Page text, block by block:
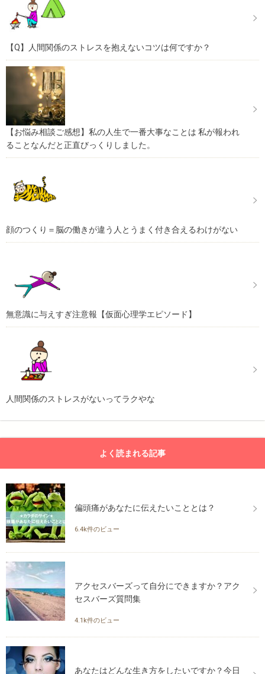
【Q】人間関係のストレスを抱えないコツは何ですか？
【お悩み相談ご感想】私の人生で一番大事なことは 私が報われ
ることなんだと正直びっくりしました。
顔のつくり＝脳の働きが違う人とうまく付き合えるわけがない
無意識に与えすぎ注意報【仮面心理学エピソード】
人間関係のストレスがないってラクやな
よく読まれる記事
偏頭痛があなたに伝えたいこととは？
6.4k件のビュー
アクセスバーズって自分にできますか？アク
セスバーズ質問集
4.1k件のビュー
あなたはどんな生き方をしたいですか？今日